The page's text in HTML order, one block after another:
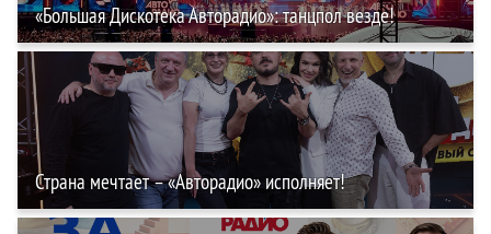
«Большая Дискотека Авторадио»: танцпол везде!
Страна мечтает – «Авторадио» исполняет!